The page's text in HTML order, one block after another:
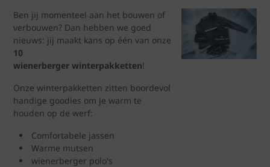
Ben jij momenteel aan het bouwen of
verbouwen? Dan hebben we goed
nieuws: jij maakt kans op één van onze
10
wienerberger winterpakketten!
Onze winterpakketten zitten boordevol
handige goodies om je warm te
houden op de werf:
Comfortabele jassen
Warme mutsen
wienerberger polo's